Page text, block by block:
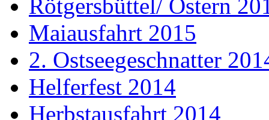
Rötgersbüttel/ Ostern
Maiausfahrt 2015
2. Ostseegeschnatter
Helferfest 2014
Herbstausfahrt 2014